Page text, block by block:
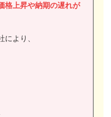
格上昇や納期の遅れが
より、